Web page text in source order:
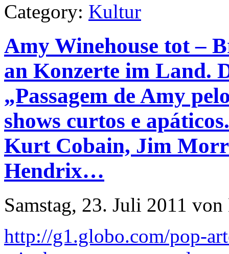
Category: Kultur
Amy Winehouse tot –
an Konzerte im Land.
„Passagem de Amy
shows curtos e
Kurt Cobain, Jim
Hendrix…
Samstag, 23. Juli 2011
http://g1.globo.com/pop-